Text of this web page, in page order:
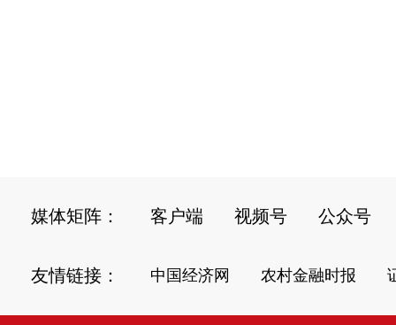
媒体矩阵： 客户端 视频号 公众号
友情链接： 中国经济网 农村金融时报